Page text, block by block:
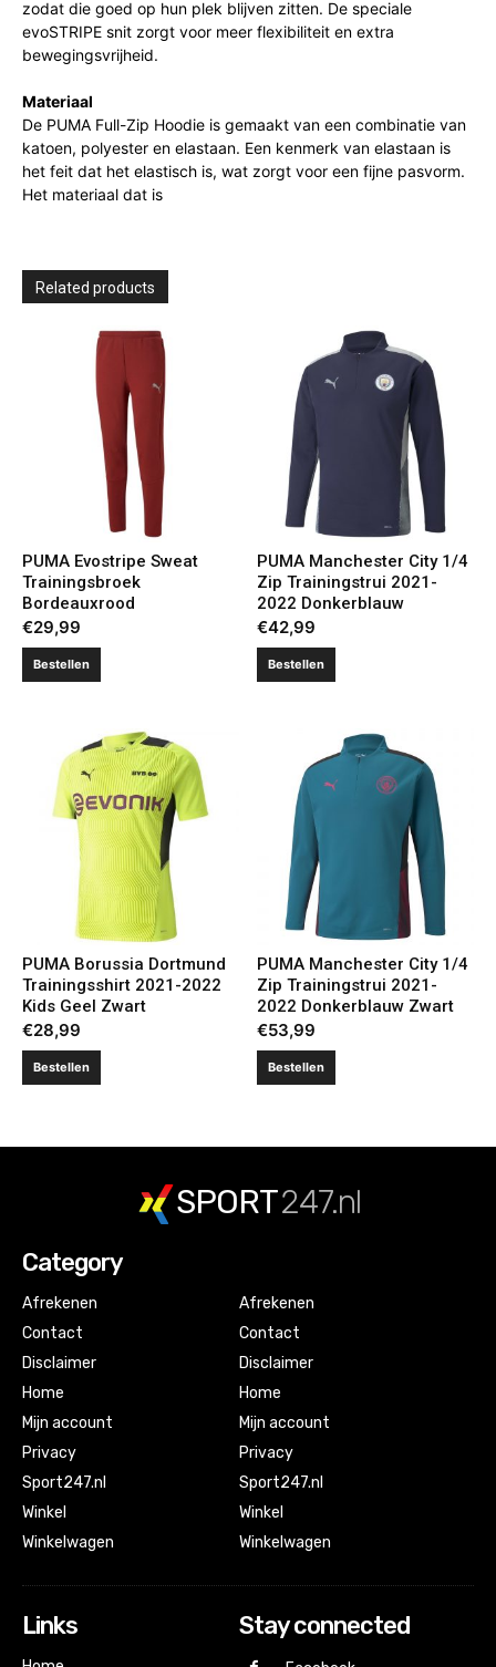
zodat die goed op hun plek blijven zitten. De speciale
evoSTRIPE snit zorgt voor meer flexibiliteit en extra
bewegingsvrijheid.
Materiaal
De PUMA Full-Zip Hoodie is gemaakt van een combinatie van
katoen, polyester en elastaan. Een kenmerk van elastaan is
het feit dat het elastisch is, wat zorgt voor een fijne pasvorm.
Het materiaal dat is
Related products
PUMA Evostripe Sweat
Trainingsbroek
Bordeauxrood
€29,99
Bestellen
PUMA Manchester City 1/4
Zip Trainingstrui 2021-
2022 Donkerblauw
€42,99
Bestellen
PUMA Borussia Dortmund
Trainingsshirt 2021-2022
Kids Geel Zwart
€28,99
Bestellen
PUMA Manchester City 1/4
Zip Trainingstrui 2021-
2022 Donkerblauw Zwart
€53,99
Bestellen
SPORT247.nl
Category
Afrekenen
Contact
Disclaimer
Home
Mijn account
Privacy
Sport247.nl
Winkel
Winkelwagen
Afrekenen
Contact
Disclaimer
Home
Mijn account
Privacy
Sport247.nl
Winkel
Winkelwagen
Links Stay connected